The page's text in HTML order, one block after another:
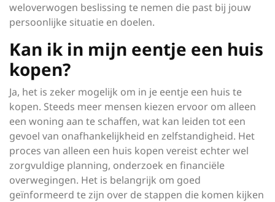
weloverwogen beslissing te nemen die past bij jouw
persoonlijke situatie en doelen.
Kan ik in mijn eentje een huis
kopen?
Ja, het is zeker mogelijk om in je eentje een huis te
kopen. Steeds meer mensen kiezen ervoor om alleen
een woning aan te schaffen, wat kan leiden tot een
gevoel van onafhankelijkheid en zelfstandigheid. Het
proces van alleen een huis kopen vereist echter wel
zorgvuldige planning, onderzoek en financiële
overwegingen. Het is belangrijk om goed
geïnformeerd te zijn over de stappen die komen kijken